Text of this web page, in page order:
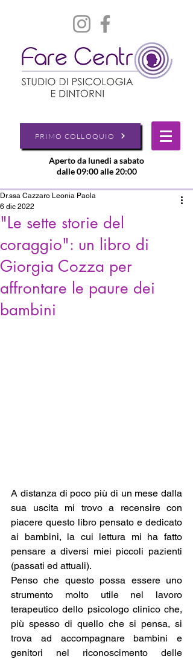
PRIMO COLLOQUIO
Aperto da lunedi a sabato
dalle 09:00 alle 20:00
"Le sette storie del
coraggio": un libro di
Giorgia Cozza per
affrontare le paure dei
bambini
Dr.ssa Cazzaro Leonia Paola
6 dic 2022
A distanza di poco più di un mese dalla
sua uscita mi trovo a recensire con
piacere questo libro pensato e dedicato
ai bambini, la cui lettura mi ha fatto
pensare a diversi miei piccoli pazienti
(passati ed attuali).
Penso che questo possa essere uno
strumento molto utile nel lavoro
terapeutico dello psicologo clinico che,
più spesso di quello che si pensa, si
trova ad accompagnare bambini e
genitori nel riconoscimento delle